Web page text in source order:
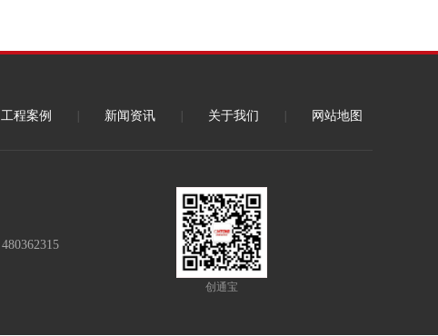
工程案例 新闻资讯 关于我们 网站地图
创通宝
480362315